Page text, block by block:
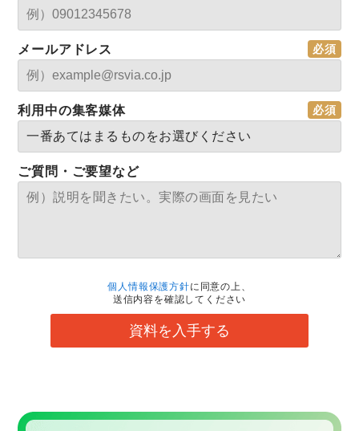
メールアドレス
利用中の集客媒体
ご質問・ご要望など
個人情報保護方針に同意の上、
送信内容を確認してください
資料を入手する